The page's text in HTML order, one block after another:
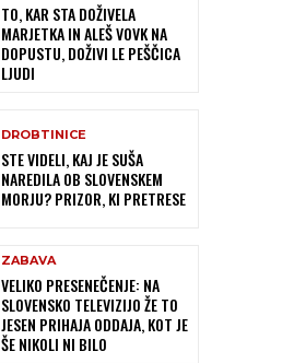
TO, KAR STA DOŽIVELA
MARJETKA IN ALEŠ VOVK NA
DOPUSTU, DOŽIVI LE PEŠČICA
LJUDI
DROBTINICE
STE VIDELI, KAJ JE SUŠA
NAREDILA OB SLOVENSKEM
MORJU? PRIZOR, KI PRETRESE
ZABAVA
VELIKO PRESENEČENJE: NA
SLOVENSKO TELEVIZIJO ŽE TO
JESEN PRIHAJA ODDAJA, KOT JE
ŠE NIKOLI NI BILO